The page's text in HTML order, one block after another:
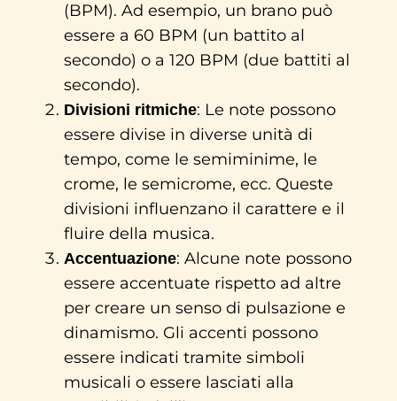
(BPM). Ad esempio, un brano può
essere a 60 BPM (un battito al
secondo) o a 120 BPM (due battiti al
secondo).
Divisioni ritmiche: Le note possono
essere divise in diverse unità di
tempo, come le semiminime, le
crome, le semicrome, ecc. Queste
divisioni influenzano il carattere e il
fluire della musica.
Accentuazione: Alcune note possono
essere accentuate rispetto ad altre
per creare un senso di pulsazione e
dinamismo. Gli accenti possono
essere indicati tramite simboli
musicali o essere lasciati alla